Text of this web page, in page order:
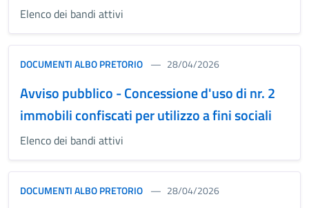
Elenco dei bandi attivi
DOCUMENTI ALBO PRETORIO 28/04/2026
Avviso pubblico - Concessione d'uso di nr. 2
immobili confiscati per utilizzo a fini sociali
Elenco dei bandi attivi
DOCUMENTI ALBO PRETORIO 28/04/2026